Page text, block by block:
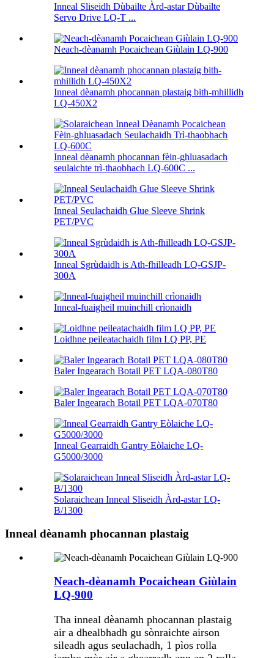
Inneal Sliseidh Dùbailte Àrd-astar Dùbailte
Servo Drive LQ-T ...
Neach-dèanamh Pocaichean Giùlain LQ-900
Inneal dèanamh phocannan plastaig bith-mhillidh
LQ-450X2
Inneal dèanamh phocannan fèin-ghluasadach
seulaichte trì-thaobhach LQ-600C ...
Inneal Seulachaidh Glue Sleeve Shrink
PET/PVC
Inneal Sgrùdaidh is Ath-fhilleadh LQ-GSJP-
300A
Inneal-fuaigheil muinchill crìonaidh
Loidhne peileatachaidh film LQ PP, PE
Baler Ingearach Botail PET LQA-080T80
Baler Ingearach Botail PET LQA-070T80
Inneal Gearraidh Gantry Eòlaiche LQ-
G5000/3000
Solaraichean Inneal Sliseidh Àrd-astar LQ-
B/1300
Inneal dèanamh phocannan plastaig
Neach-dèanamh Pocaichean Giùlain
LQ-900
Tha inneal dèanamh phocannan plastaig
air a dhealbhadh gu sònraichte airson
sileadh agus seulachadh, 1 pìos rolla